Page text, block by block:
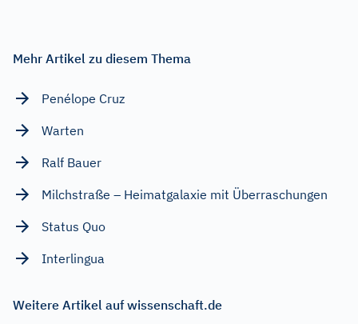
Mehr Artikel zu diesem Thema
Penélope Cruz
Warten
Ralf Bauer
Milchstraße – Heimatgalaxie mit Überraschungen
Status Quo
Interlingua
Weitere Artikel auf wissenschaft.de